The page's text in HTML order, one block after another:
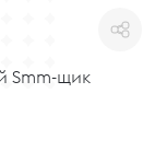
Smm-щик